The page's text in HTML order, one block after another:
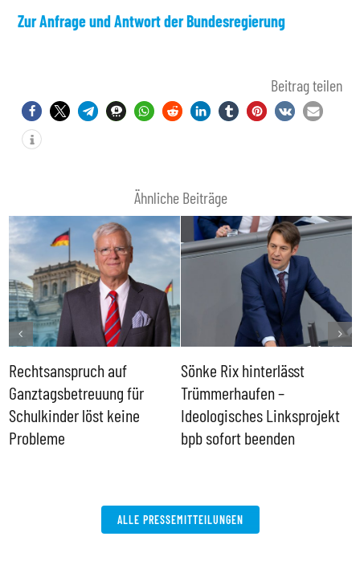
Zur Anfrage und Antwort der Bundesregierung
Beitrag teilen
Ähnliche Beiträge
Rechtsanspruch auf
Ganztagsbetreuung für
Schulkinder löst keine
Probleme
Sönke Rix hinterlässt
Trümmerhaufen –
Ideologisches Linksprojekt
bpb sofort beenden
ALLE PRESSEMITTEILUNGEN